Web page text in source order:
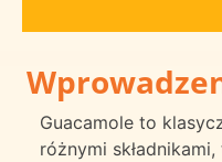
Guacamole to
różnymi